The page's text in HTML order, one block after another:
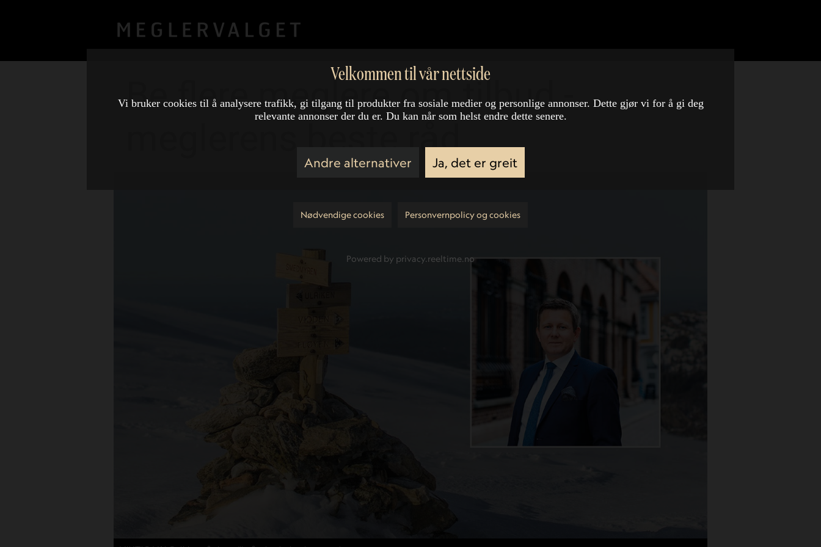
Be flere meglere om tilbud -
meglerens beste råd
Velkommen til vår nettside
Vi bruker cookies til å analysere trafikk, gi tilgang til produkter fra sosiale medier og personlige annonser. Dette gjør vi for å gi deg
relevante annonser der du er. Du kan når som helst endre dette senere.
Andre alternativer Ja, det er greit
Nødvendige cookies Personvernpolicy og cookies
Powered by privacy.reeltime.no